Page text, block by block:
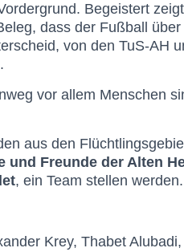
Begeistert
dass der Fußball
von den TuS-AH
vor allem Menschen
aus den
Freunde der Alten
, ein Team stellen werden.
Krey, Thabet